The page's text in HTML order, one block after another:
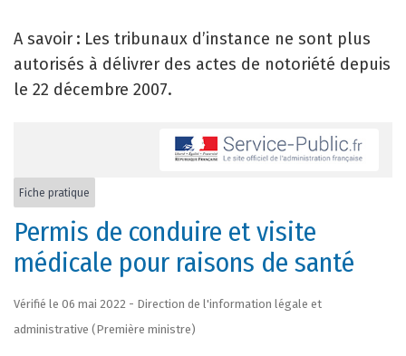
A savoir : Les tribunaux d’instance ne sont plus
autorisés à délivrer des actes de notoriété depuis
le 22 décembre 2007.
Fiche pratique
Permis de conduire et visite
médicale pour raisons de santé
Vérifié le 06 mai 2022 - Direction de l'information légale et
administrative (Première ministre)